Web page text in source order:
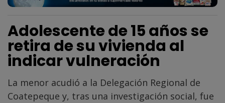
Adolescente de 15 años se
retira de su vivienda al
indicar vulneración
La menor acudió a la Delegación Regional de
Coatepeque y, tras una investigación social, fue